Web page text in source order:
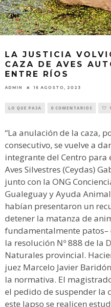
LA JUSTICIA
CAZA DE AVES
ENTRE RÍOS
ADMIN 16 AGOSTO, 2023
LO QUE PASA 0 COMENTARIOS 1
“La anulación de la caza,
consecutivo, se vuelve a
integrante del Centro para
Aves Silvestres (Ceydas)
junto con la ONG
Gualeguay y Ayuda
habían presentaron un
detener la matanza de
fundamentalmente
la resolución Nº 888 de la
Naturales provincial.
juez Marcelo Javier
la normativa. El
el pedido de suspender la
este lapso se realicen